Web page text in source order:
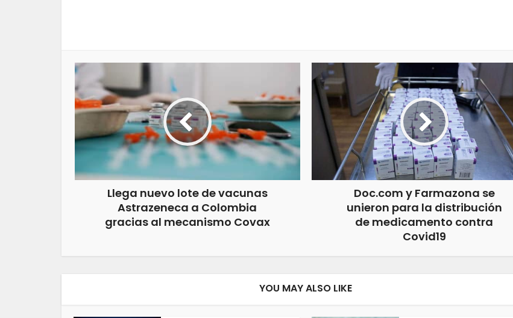
Llega nuevo lote de vacunas
Astrazeneca a Colombia
gracias al mecanismo Covax
Doc.com y Farmazona se
unieron para la distribución
de medicamento contra
Covid19
YOU MAY ALSO LIKE